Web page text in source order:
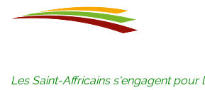
Les Saint-Affricains s'engagent pour